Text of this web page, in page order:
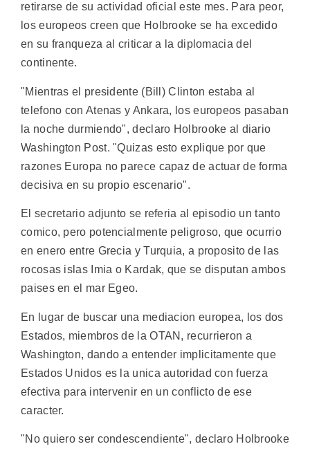
retirarse de su actividad oficial este mes. Para peor,
los europeos creen que Holbrooke se ha excedido
en su franqueza al criticar a la diplomacia del
continente.
"Mientras el presidente (Bill) Clinton estaba al
telefono con Atenas y Ankara, los europeos pasaban
la noche durmiendo", declaro Holbrooke al diario
Washington Post. "Quizas esto explique por que
razones Europa no parece capaz de actuar de forma
decisiva en su propio escenario".
El secretario adjunto se referia al episodio un tanto
comico, pero potencialmente peligroso, que ocurrio
en enero entre Grecia y Turquia, a proposito de las
rocosas islas Imia o Kardak, que se disputan ambos
paises en el mar Egeo.
En lugar de buscar una mediacion europea, los dos
Estados, miembros de la OTAN, recurrieron a
Washington, dando a entender implicitamente que
Estados Unidos es la unica autoridad con fuerza
efectiva para intervenir en un conflicto de ese
caracter.
"No quiero ser condescendiente", declaro Holbrooke